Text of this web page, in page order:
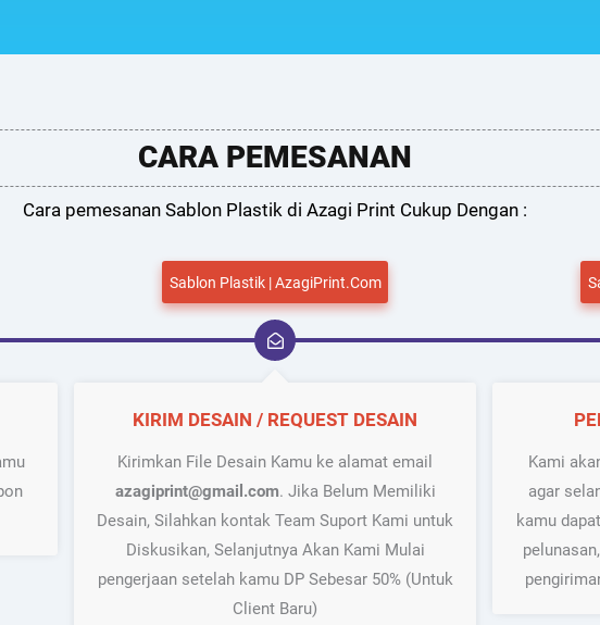
CARA PEMESANAN
Cara pemesanan Sablon Plastik di Azagi Print Cukup Dengan :
Sablon Plastik | AzagiPrint.Com
KIRIM DESAIN / REQUEST DESAIN
Kirimkan File Desain Kamu ke alamat email
azagiprint@gmail.com. Jika Belum Memiliki
Desain, Silahkan kontak Team Suport Kami untuk
Diskusikan, Selanjutnya Akan Kami Mulai
pengerjaan setelah kamu DP Sebesar 50% (Untuk
Client Baru)
Kami
agar
kamu